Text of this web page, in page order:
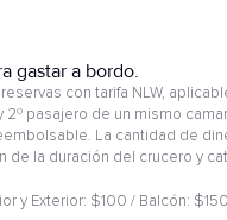
gastar a bordo.
con tarifa NLW,
2º pasajero de un mismo
La cantidad de
de la duración del crucero y
y Exterior: $100 / Balcón: